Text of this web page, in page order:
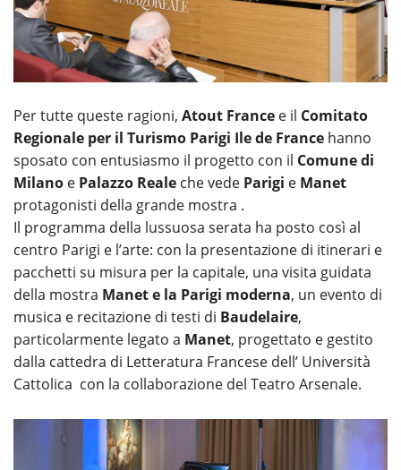
Per tutte queste ragioni, Atout France e il Comitato
Regionale per il Turismo Parigi Ile de France hanno
sposato con entusiasmo il progetto con il Comune di
Milano e Palazzo Reale che vede Parigi e Manet
protagonisti della grande mostra .
Il programma della lussuosa serata ha posto così al
centro Parigi e l’arte: con la presentazione di itinerari e
pacchetti su misura per la capitale, una visita guidata
della mostra Manet e la Parigi moderna, un evento di
musica e recitazione di testi di Baudelaire,
particolarmente legato a Manet, progettato e gestito
dalla cattedra di Letteratura Francese dell’ Università
Cattolica con la collaborazione del Teatro Arsenale.